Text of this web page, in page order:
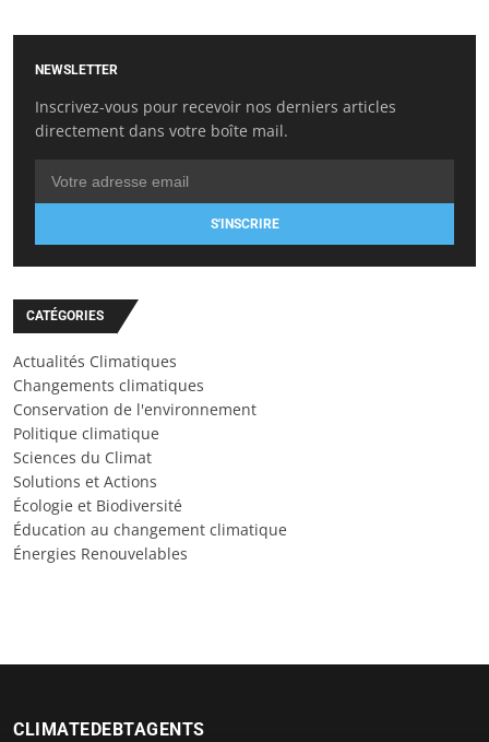
NEWSLETTER
Inscrivez-vous pour recevoir nos derniers articles
directement dans votre boîte mail.
S'INSCRIRE
CATÉGORIES
Actualités Climatiques
Changements climatiques
Conservation de l'environnement
Politique climatique
Sciences du Climat
Solutions et Actions
Écologie et Biodiversité
Éducation au changement climatique
Énergies Renouvelables
CLIMATEDEBTAGENTS